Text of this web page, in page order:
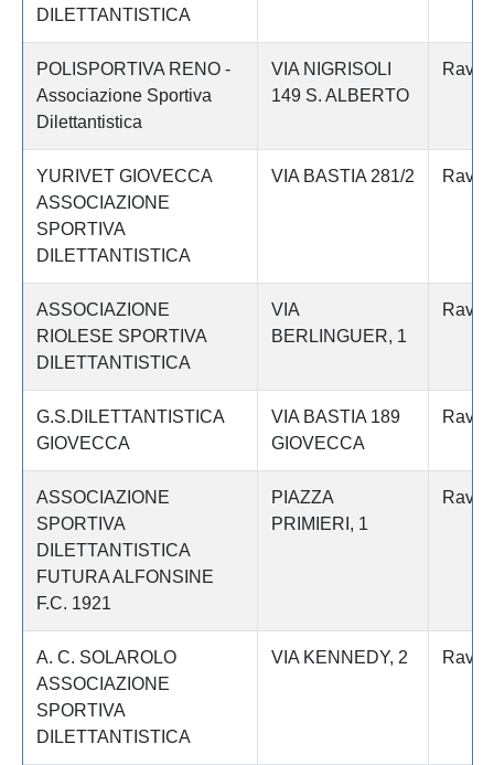
DILETTANTISTICA
POLISPORTIVA RENO -
Associazione Sportiva
Dilettantistica
VIA NIGRISOLI
149 S. ALBERTO
YURIVET GIOVECCA
ASSOCIAZIONE
SPORTIVA
DILETTANTISTICA
VIA BASTIA 281/2
ASSOCIAZIONE
RIOLESE SPORTIVA
DILETTANTISTICA
VIA
BERLINGUER, 1
G.S.DILETTANTISTICA
GIOVECCA
VIA BASTIA 189
GIOVECCA
ASSOCIAZIONE
SPORTIVA
DILETTANTISTICA
FUTURA ALFONSINE
F.C. 1921
PIAZZA
PRIMIERI, 1
A. C. SOLAROLO
ASSOCIAZIONE
SPORTIVA
DILETTANTISTICA
VIA KENNEDY, 2